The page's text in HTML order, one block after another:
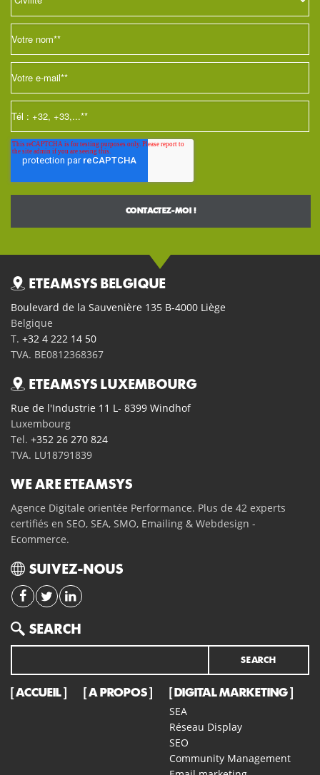
ETEAMSYS BELGIQUE
Boulevard de la Sauvenière 135 B-4000 Liège
Belgique
T. +32 4 222 14 50
TVA. BE0812368367
ETEAMSYS LUXEMBOURG
Rue de l'Industrie 11 L- 8399 Windhof
Luxembourg
Tel. +352 26 270 824
TVA. LU18791839
WE ARE ETEAMSYS
Agence Digitale orientée Performance. Plus de 42 experts
certifiés en SEO, SEA, SMO, Emailing & Webdesign -
Ecommerce.
SUIVEZ-NOUS
SEARCH
Search
ACCUEIL A PROPOS DIGITAL MARKETING
SEA
Réseau Display
SEO
Community Management